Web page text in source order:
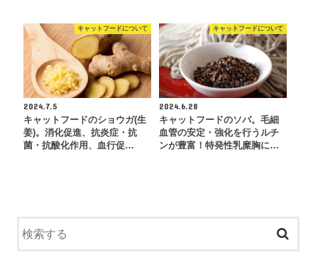
キャットフードについて
2024.7.5
キャットフードのショウガ(生
姜)。消化促進、抗炎症・抗
菌・抗酸化作用、血行促…
キャットフードについて
2024.6.28
キャットフードのソバ。毛細
血管の安定・強化を行うルチ
ンが豊富！特発性乳糜胸に…